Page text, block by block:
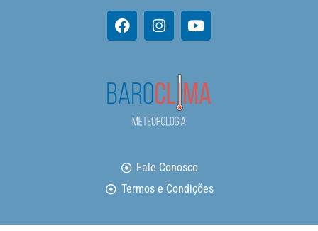
Fale Conosco
Termos e Condições